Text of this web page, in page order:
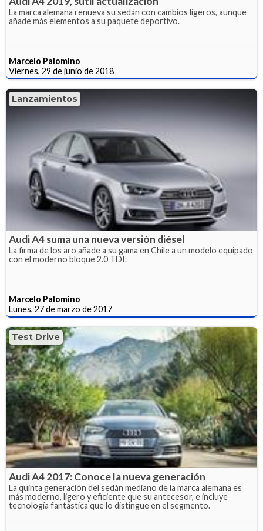
La marca alemana renueva su sedán con cambios ligeros, aunque
añade más elementos a su paquete deportivo.
Marcelo Palomino
Viernes, 29 de junio de 2018
Lanzamientos
Audi A4 suma una nueva versión diésel
La firma de los aro añade a su gama en Chile a un modelo equipado
con el moderno bloque 2.0 TDI.
Marcelo Palomino
Lunes, 27 de marzo de 2017
Test Drive
Audi A4 2017: Conoce la nueva generación
La quinta generación del sedán mediano de la marca alemana es
más moderno, ligero y eficiente que su antecesor, e incluye
tecnología fantástica que lo distingue en el segmento.